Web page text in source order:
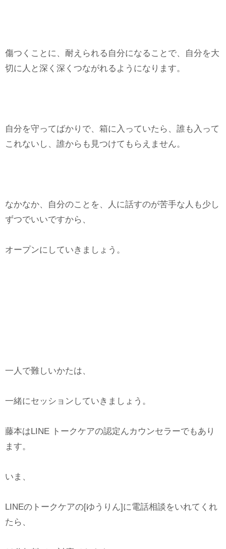
傷つくことに、耐えられる自分になることで、自分を大
切に人と深く深くつながれるようになります。
自分を守ってばかりで、箱に入っていたら、誰も入って
これないし、誰からも見つけてもらえません。
なかなか、自分のことを、人に話すのが苦手な人も少し
ずつでいいですから、
オープンにしていきましょう。
一人で難しいかたは、
一緒にセッションしていきましょう。
藤本はLINE トークケアの認定んカウンセラーでもあり
ます。
いま、
LINEのトークケアの[ゆうりん]に電話相談をいれてくれ
たら、